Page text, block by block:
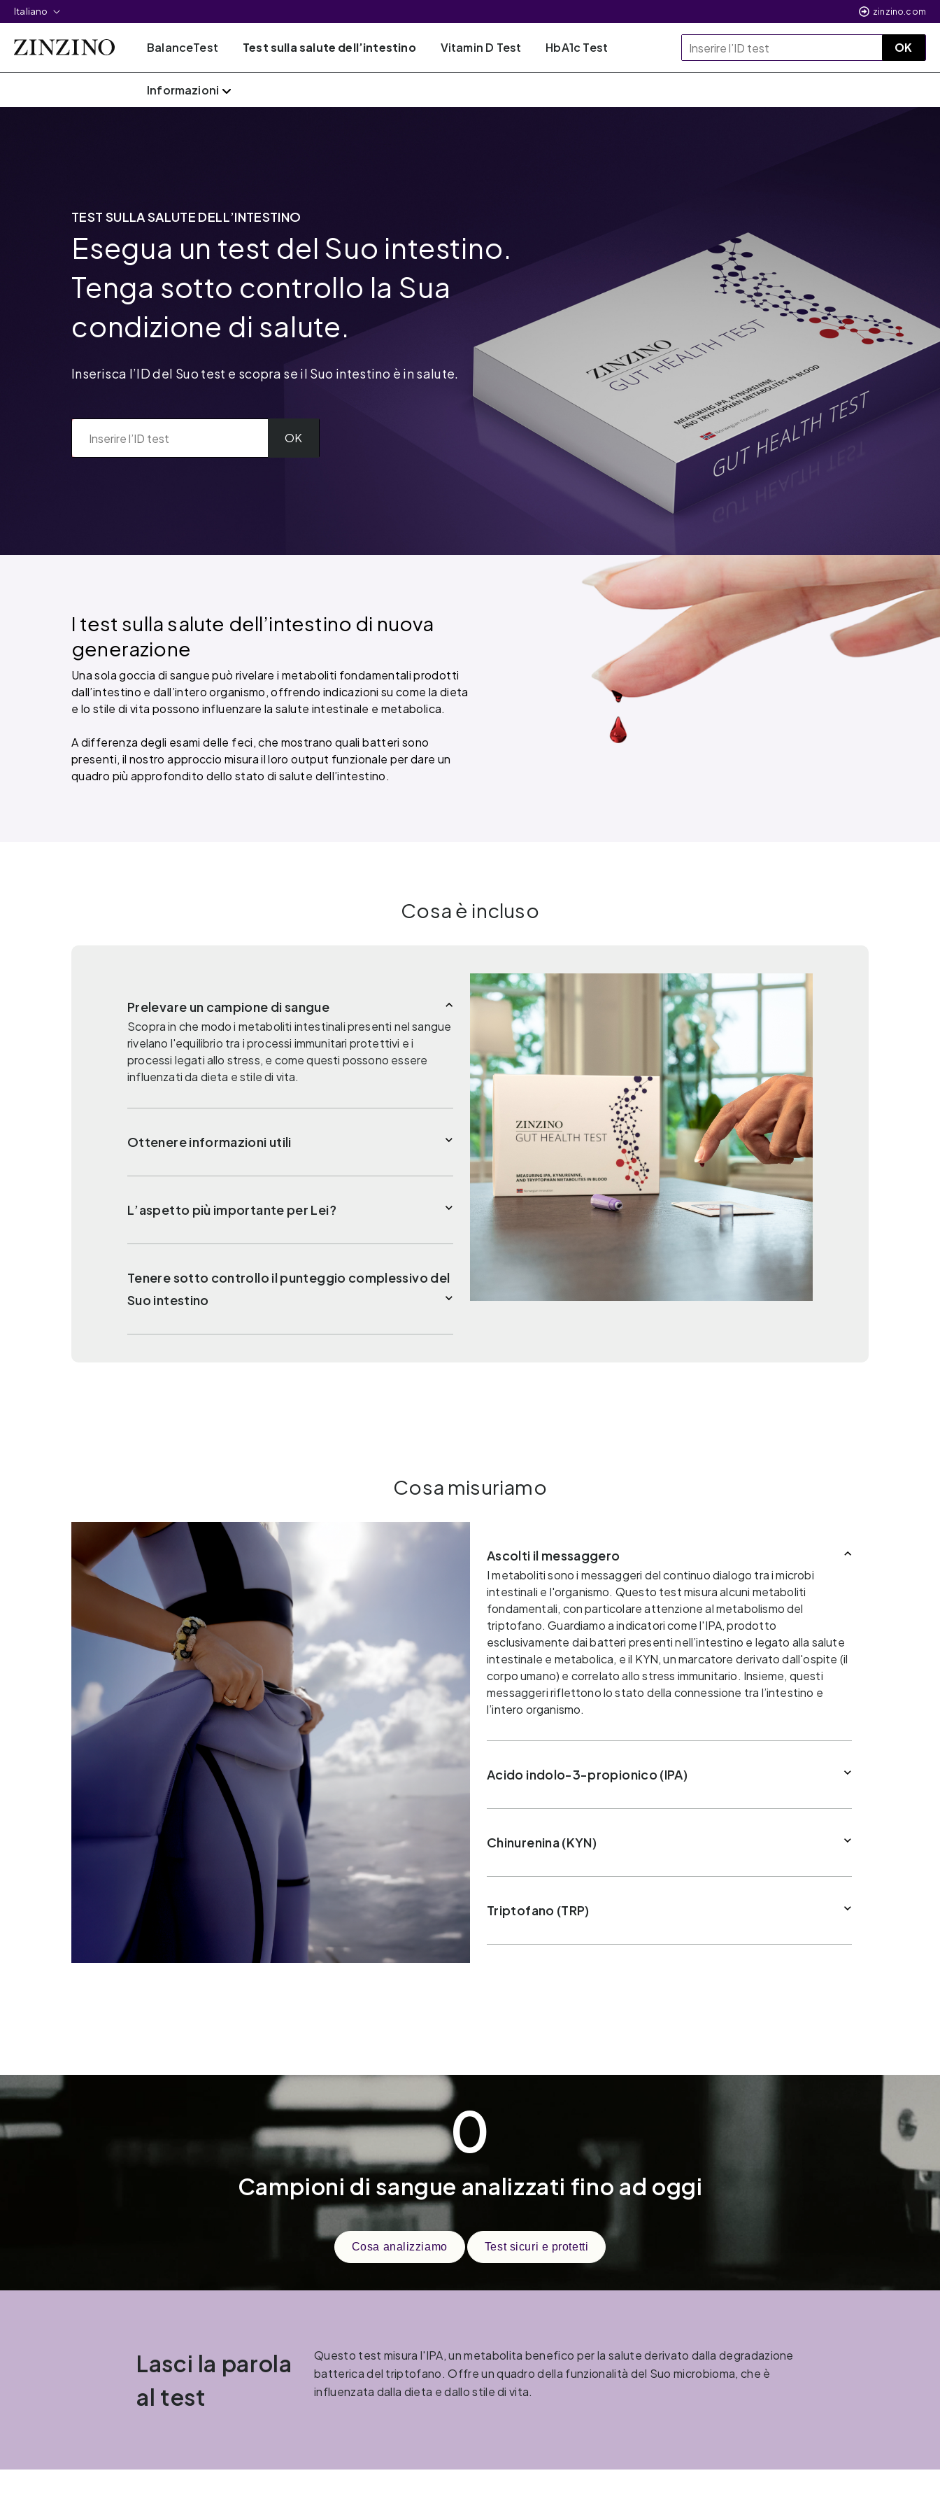
Italiano zinzino.com
BalanceTest Test sulla salute dell’intestino Vitamin D Test HbA1c Test OK
Informazioni
TEST SULLA SALUTE DELL’INTESTINO
Esegua un test del Suo intestino.
Tenga sotto controllo la Sua
condizione di salute.
Inserisca l’ID del Suo test e scopra se il Suo intestino è in salute.
OK
I test sulla salute dell’intestino di nuova
generazione
Una sola goccia di sangue può rivelare i metaboliti fondamentali prodotti
dall’intestino e dall’intero organismo, offrendo indicazioni su come la dieta
e lo stile di vita possono influenzare la salute intestinale e metabolica.
A differenza degli esami delle feci, che mostrano quali batteri sono
presenti, il nostro approccio misura il loro output funzionale per dare un
quadro più approfondito dello stato di salute dell’intestino.
Cosa è incluso
Prelevare un campione di sangue
Scopra in che modo i metaboliti intestinali presenti nel sangue
rivelano l'equilibrio tra i processi immunitari protettivi e i
processi legati allo stress, e come questi possono essere
influenzati da dieta e stile di vita.
Ottenere informazioni utili
L’aspetto più importante per Lei?
Tenere sotto controllo il punteggio complessivo del
Suo intestino
Cosa misuriamo
Ascolti il messaggero
I metaboliti sono i messaggeri del continuo dialogo tra i microbi
intestinali e l'organismo. Questo test misura alcuni metaboliti
fondamentali, con particolare attenzione al metabolismo del
triptofano. Guardiamo a indicatori come l'IPA, prodotto
esclusivamente dai batteri presenti nell’intestino e legato alla salute
intestinale e metabolica, e il KYN, un marcatore derivato dall'ospite (il
corpo umano) e correlato allo stress immunitario. Insieme, questi
messaggeri riflettono lo stato della connessione tra l’intestino e
l’intero organismo.
Acido indolo-3-propionico (IPA)
Chinurenina (KYN)
Triptofano (TRP)
0
Campioni di sangue analizzati fino ad oggi
Cosa analizziamo Test sicuri e protetti
Lasci la parola
al test
Questo test misura l'IPA, un metabolita benefico per la salute derivato dalla degradazione
batterica del triptofano. Offre un quadro della funzionalità del Suo microbioma, che è
influenzata dalla dieta e dallo stile di vita.